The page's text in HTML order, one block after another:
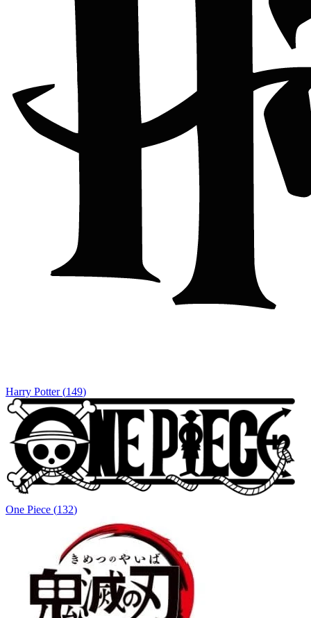
Harry Potter (149)
One Piece (132)